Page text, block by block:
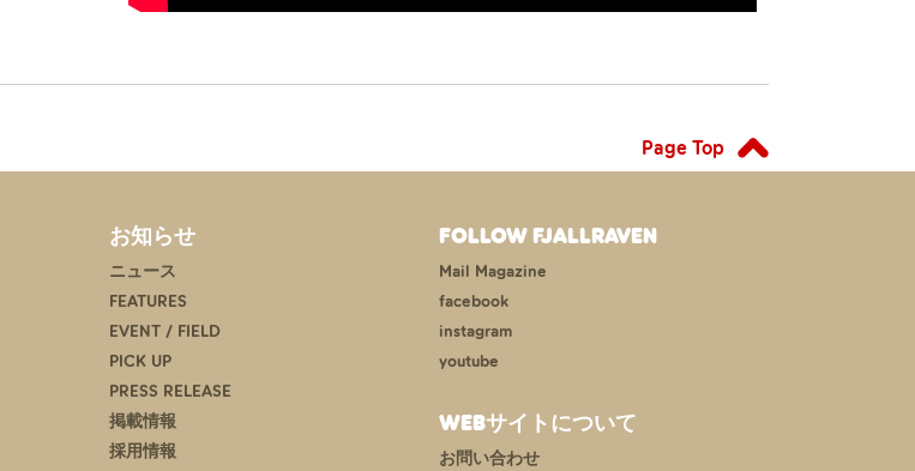
Page Top
お知らせ
ニュース
FEATURES
EVENT / FIELD
PICK UP
PRESS RELEASE
掲載情報
採用情報
FOLLOW FJALLRAVEN
Mail Magazine
facebook
instagram
youtube
WEBサイトについて
お問い合わせ